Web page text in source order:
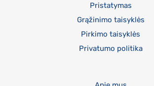
Pristatymas
Grąžinimo taisyklės
Pirkimo taisyklės
Privatumo politika